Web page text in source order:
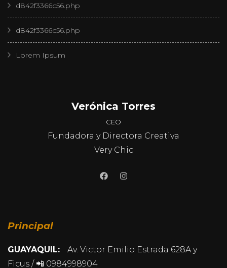
d842f3366c56.php
d842f3366c56.php
Lorem Ipsum
Verónica Torres
CEO
Fundadora y Directora Creativa
Very Chic
Principal
GUAYAQUIL: Av. Victor Emilio Estrada 628A y
Ficus / 📲 0984998904